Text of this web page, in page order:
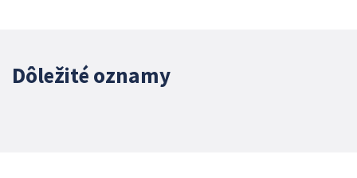
Dôležité oznamy